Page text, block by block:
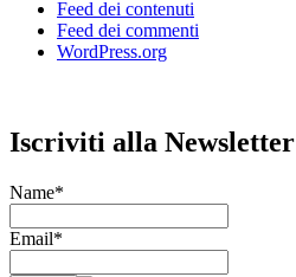
Feed dei contenuti
Feed dei commenti
WordPress.org
Iscriviti alla Newsletter
Name*
Email*